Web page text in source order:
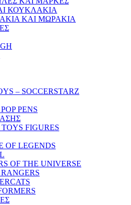
ΚΟΥΚΛΑΚΙΑ
ΚΑΙ ΜΩΡΑΚΙΑ
– SOCCERSTARZ
PENS
FIGURES
OF LEGENDS
OF THE UNIVERSE